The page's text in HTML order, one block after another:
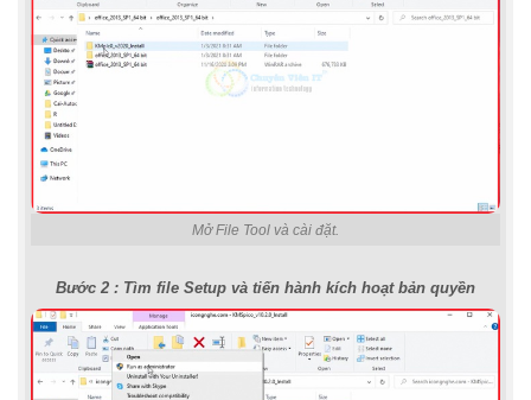
Mở File Tool và cài đặt.
Bước 2 : Tìm file Setup và tiến hành kích hoạt bản quyền